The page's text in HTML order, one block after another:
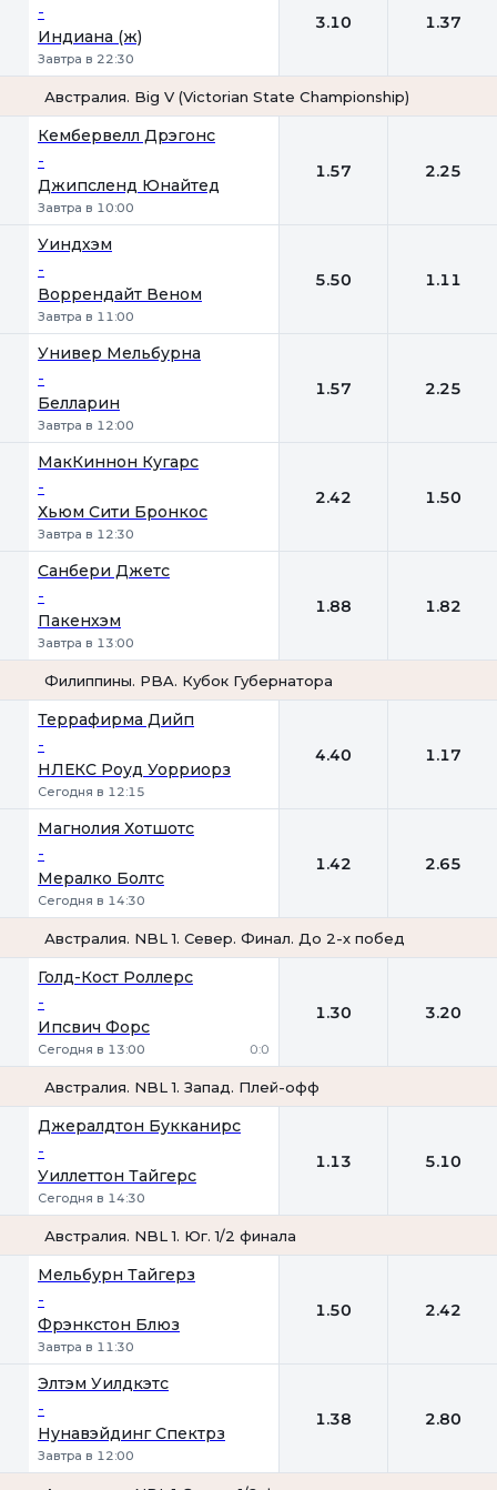
-
Индиана (ж)
Завтра в 22:30
3.10 1.37
Австралия. Big V (Victorian State Championship)
Кембервелл Дрэгонс
-
Джипсленд Юнайтед
Завтра в 10:00
1.57 2.25
Уиндхэм
-
Воррендайт Веном
Завтра в 11:00
5.50 1.11
Универ Мельбурна
-
Белларин
Завтра в 12:00
1.57 2.25
МакКиннон Кугарс
-
Хьюм Сити Бронкос
Завтра в 12:30
2.42 1.50
Санбери Джетс
-
Пакенхэм
Завтра в 13:00
1.88 1.82
Филиппины. PBA. Кубок Губернатора
Террафирма Дийп
-
НЛЕКС Роуд Уорриорз
Сегодня в 12:15
4.40 1.17
Магнолия Хотшотс
-
Мералко Болтс
Сегодня в 14:30
1.42 2.65
Австралия. NBL 1. Север. Финал. До 2-х побед
Голд-Кост Роллерс
-
Ипсвич Форс
Сегодня в 13:00 0:0
1.30 3.20
Австралия. NBL 1. Запад. Плей-офф
Джералдтон Букканирс
-
Уиллеттон Тайгерс
Сегодня в 14:30
1.13 5.10
Австралия. NBL 1. Юг. 1/2 финала
Мельбурн Тайгерз
-
Фрэнкстон Блюз
Завтра в 11:30
1.50 2.42
Элтэм Уилдкэтс
-
Нунавэйдинг Спектрз
Завтра в 12:00
1.38 2.80